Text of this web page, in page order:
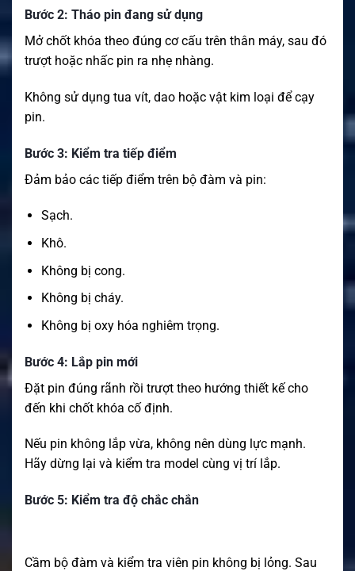
Bước 2: Tháo pin đang sử dụng
Mở chốt khóa theo đúng cơ cấu trên thân máy, sau đó
trượt hoặc nhấc pin ra nhẹ nhàng.
Không sử dụng tua vít, dao hoặc vật kim loại để cạy
pin.
Bước 3: Kiểm tra tiếp điểm
Đảm bảo các tiếp điểm trên bộ đàm và pin:
Sạch.
Khô.
Không bị cong.
Không bị cháy.
Không bị oxy hóa nghiêm trọng.
Bước 4: Lắp pin mới
Đặt pin đúng rãnh rồi trượt theo hướng thiết kế cho
đến khi chốt khóa cố định.
Nếu pin không lắp vừa, không nên dùng lực mạnh.
Hãy dừng lại và kiểm tra model cùng vị trí lắp.
Bước 5: Kiểm tra độ chắc chắn
Cầm bộ đàm và kiểm tra viên pin không bị lỏng. Sau